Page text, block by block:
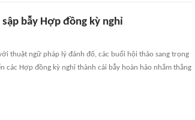
bẫy Hợp đồng kỳ nghỉ
thuật ngữ pháp lý đánh đố, các buổi hội thảo sang trọng
các Hợp đồng kỳ nghỉ thành cái bẫy hoàn hảo nhắm thẳng